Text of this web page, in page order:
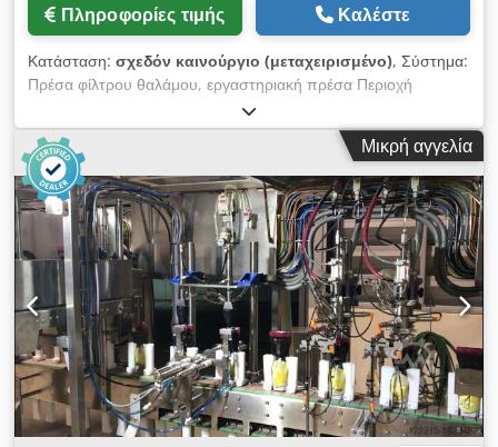
rezervăm dreptul la greșeli, modificări și vânzare
prealabila. Μιλάμε αγγλικά. /Wir sprechen Deutsch./
Beszélünk magyarul. /Nous parlons français/Vorbim
romana [...]
Πληροφορίες τιμής Καλέστε
Κατάσταση: σχεδόν καινούργιο (μεταχειρισμένο), Σύστημα:
Πρέσα φίλτρου θαλάμου, εργαστηριακή πρέσα Περιοχή
εφαρμογής: Πρέσα φίλτρου θαλάμου, πιλοτική μονάδα
Σχεδιασμός: Οδηγούμενη με πλευρική ράγα Τύπος: REWA
Διαστάσεις πλάκας φίλτρου: 150x150 mm Αριθμός πλακών: 4
+ 1/2 πλάκα κεφαλής και άκρου Πλάκες φίλτρου: PP Cedpfx
Ajwqzibslxoha Πάχος κέικ: 15 mm Υφάσματα φίλτρου:
Προαιρετικά διαθέσιμα ανάλογα με το μέσο Έξοδος: Ανοιχτή
Εμβαδόν φίλτρου: περίπου 0,2 m² Χωρητικότητα πρέσας:
περίπου dm³ Μεταφορά πλάκας: Χειροκίνητη Τεχνολογία
αντλίας: Περιλαμβάνεται - προαιρετική Αγορά ή ενοικίαση:
Επιθεώρηση των συστημάτων κατόπιν ραντεβού στο
εργοστάσιό μας. Κατάσταση: Σύστημα επίδειξης, σαν
καινούργιο Βάρος: περίπου 70 kg Μήκος: περίπου 70 cm
Πλάτος: περίπου 40 cm Ύψος: με πλαίσιο + αντλία περίπου 85
cm Άλλο: Θα θέλατε να νοικιάσετε, να μισθώσετε ή να
αγοράσετε αυτό το σύστημα; Επικοινωνήστε μαζί μας, θα
Μικρή αγγελία